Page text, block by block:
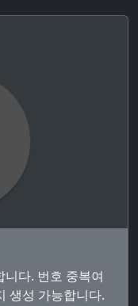
다. 번호 중복여
생성 가능합니다.